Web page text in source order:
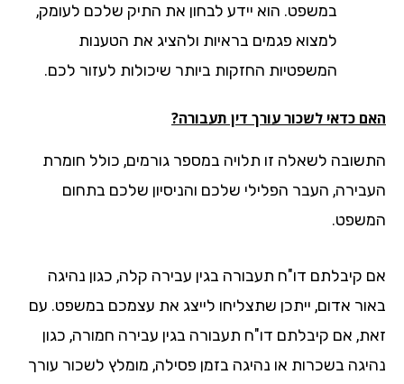
במשפט. הוא יידע לבחון את התיק שלכם לעומק,
למצוא פגמים בראיות ולהציג את הטענות
המשפטיות החזקות ביותר שיכולות לעזור לכם.
כדאי לשכור עורך דין תעבורה?
לשאלה זו תלויה במספר גורמים, כולל חומרת
העבר הפלילי שלכם והניסיון שלכם בתחום
קיבלתם דו"ח תעבורה בגין עבירה קלה, כגון נהיגה
אדום, ייתכן שתצליחו לייצג את עצמכם במשפט. עם
אם קיבלתם דו"ח תעבורה בגין עבירה חמורה, כגון
בשכרות או נהיגה בזמן פסילה, מומלץ לשכור עורך